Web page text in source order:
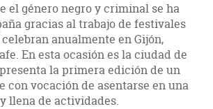
el género negro y criminal se ha
gracias al trabajo de festivales
anualmente en Gijón,
En esta ocasión es la ciudad de
la primera edición de un
con vocación de asentarse en una
llena de actividades.